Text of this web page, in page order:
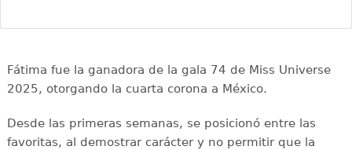
Fátima fue la ganadora de la gala 74 de Miss Universe
2025, otorgando la cuarta corona a México.
Desde las primeras semanas, se posicionó entre las
favoritas, al demostrar carácter y no permitir que la